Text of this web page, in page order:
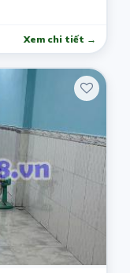
Xem chi tiết →